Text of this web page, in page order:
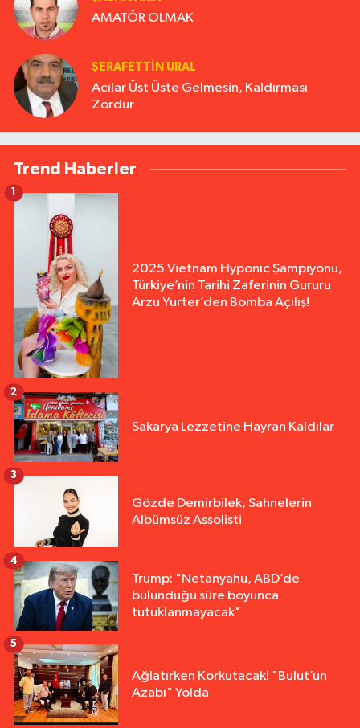
AMATÖR OLMAK
ŞERAFETTIN URAL
Acılar Üst Üste Gelmesin, Kaldırması
Zordur
Trend Haberler
2025 Vietnam Hyponıc Şampiyonu,
Türkiye’nin Tarihi Zaferinin Gururu
Arzu Yurter’den Bomba Açılış!
1
Sakarya Lezzetine Hayran Kaldılar
2
Gözde Demirbilek, Sahnelerin
Albümsüz Assolisti
3
Trump: "Netanyahu, ABD’de
bulunduğu süre boyunca
tutuklanmayacak"
4
Ağlatırken Korkutacak! "Bulut’un
Azabı" Yolda
5